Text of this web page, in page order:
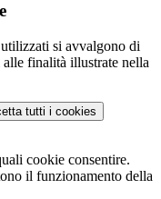
si avvalgono di
finalità illustrate nella
tutti i cookies
cookie consentire.
il funzionamento della